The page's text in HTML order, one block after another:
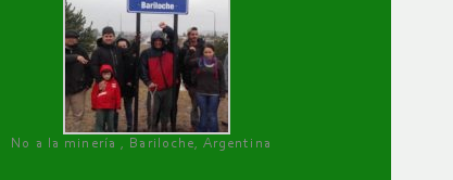
No a la minería , Bariloche, Argentina